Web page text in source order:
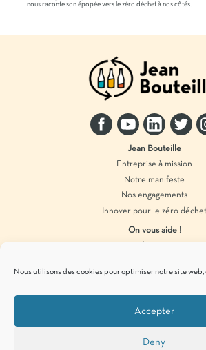
Nous utilisons des cookies pour optimiser notre site web,
Accepter
Deny
nous raconte son épopée vers le zéro déchet à nos côtés.
Jean Bouteille
Entreprise à mission
Notre manifeste
Nos engagements
Innover pour le zéro déchet
On vous aide !
Produits en vrac
Pour vous tenir informés de
zéro déchet, c’est par ici !